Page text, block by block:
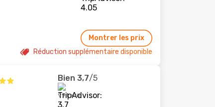
Montrer les prix
Réduction supplémentaire disponible
Bien 3,7/5
991 avis